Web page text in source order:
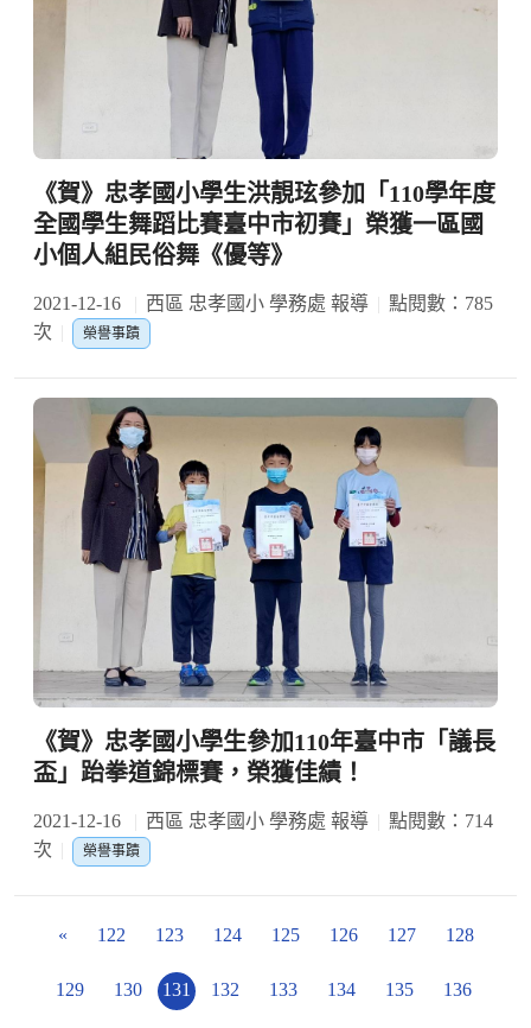
《賀》忠孝國小學生洪靚玹參加「110學年度
全國學生舞蹈比賽臺中市初賽」榮獲一區國
小個人組民俗舞《優等》
2021-12-16 西區 忠孝國小 學務處 報導
點閱數：785
次
榮譽事蹟
《賀》忠孝國小學生參加110年臺中市「議長
盃」跆拳道錦標賽，榮獲佳績！
2021-12-16 西區 忠孝國小 學務處 報導
點閱數：714
次
榮譽事蹟
« 122 123 124 125 126 127 128
129 130 131 132 133 134 135 136